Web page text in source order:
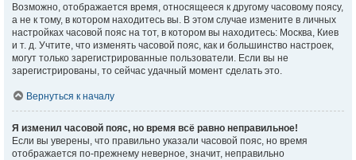
Возможно, отображается время, относящееся к другому часовому поясу,
а не к тому, в котором находитесь вы. В этом случае измените в личных
настройках часовой пояс на тот, в котором вы находитесь: Москва, Киев
и т. д. Учтите, что изменять часовой пояс, как и большинство настроек,
могут только зарегистрированные пользователи. Если вы не
зарегистрированы, то сейчас удачный момент сделать это.
Вернуться к началу
Я изменил часовой пояс, но время всё равно неправильное!
Если вы уверены, что правильно указали часовой пояс, но время
отображается по-прежнему неверное, значит, неправильно